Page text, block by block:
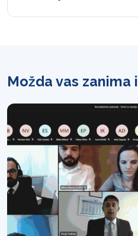
Možda vas zanima